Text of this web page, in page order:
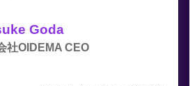
Goda
社OIDEMA CEO